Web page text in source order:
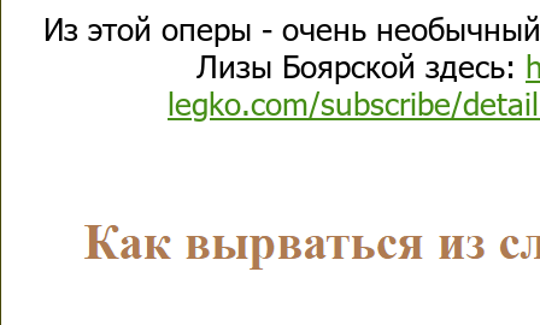
Из этой оперы - очень
Лизы Боярской здесь:
legko.com/subscribe/